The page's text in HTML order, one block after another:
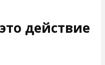
действие